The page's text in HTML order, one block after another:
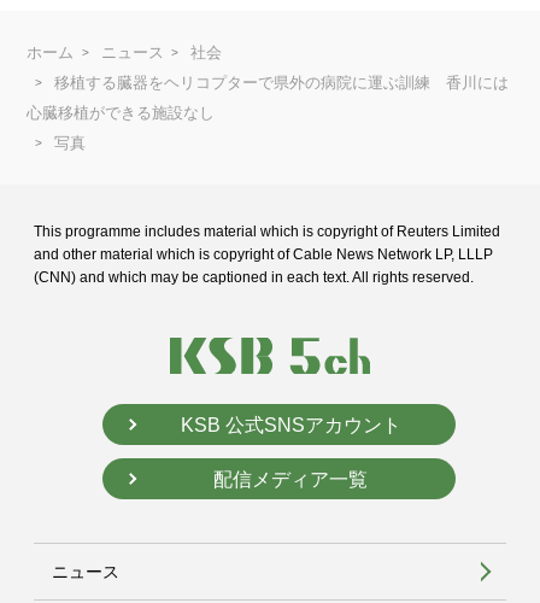
ホーム ニュース
社会
移植する臓器をヘリコプターで県外の病院に運ぶ訓練 香川には
心臓移植ができる施設なし
写真
This programme includes material which is copyright of Reuters Limited
and other material which is copyright of Cable News Network LP, LLLP
(CNN) and which may be captioned in each text. All rights reserved.
KSB 公式SNSアカウント
配信メディア一覧
ニュース